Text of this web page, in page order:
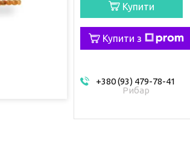
Купити
Купити з
+380 (93) 479-78-41
Рибар